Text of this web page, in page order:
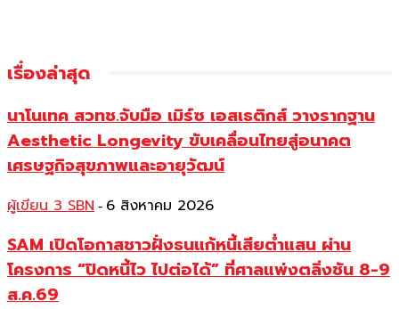
เรื่องล่าสุด
นาโนเทค สวทช.จับมือ เมิร์ซ เอสเธติกส์ วางรากฐาน
Aesthetic Longevity ขับเคลื่อนไทยสู่อนาคต
เศรษฐกิจสุขภาพและอายุวัฒน์
ผู้เขียน 3 SBN - 6 สิงหาคม 2026
SAM เปิดโอกาสชาวฝั่งธนแก้หนี้เสียต่ำแสน ผ่าน
โครงการ “ปิดหนี้ไว ไปต่อได้” ที่ศาลแพ่งตลิ่งชัน 8-9
ส.ค.69